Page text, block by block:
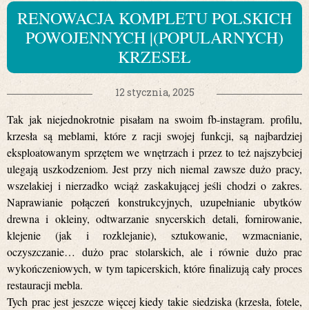
RENOWACJA KOMPLETU POLSKICH
POWOJENNYCH |(POPULARNYCH)
KRZESEŁ
12 stycznia, 2025
Tak jak niejednokrotnie pisałam na swoim fb-instagram. profilu,
krzesła są meblami, które z racji swojej funkcji, są najbardziej
eksploatowanym sprzętem we wnętrzach i przez to też najszybciej
ulegają uszkodzeniom. Jest przy nich niemal zawsze dużo pracy,
wszelakiej i nierzadko wciąż zaskakującej jeśli chodzi o zakres.
Naprawianie połączeń konstrukcyjnych, uzupełnianie ubytków
drewna i okleiny, odtwarzanie snycerskich detali, fornirowanie,
klejenie (jak i rozklejanie), sztukowanie, wzmacnianie,
oczyszczanie… dużo prac stolarskich, ale i równie dużo prac
wykończeniowych, w tym tapicerskich, które finalizują cały proces
restauracji mebla.
Tych prac jest jeszcze więcej kiedy takie siedziska (krzesła, fotele,